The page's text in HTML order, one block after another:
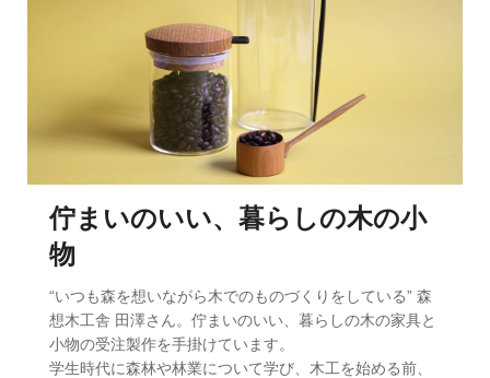
佇まいのいい、暮らしの木の小
物
“いつも森を想いながら木でのものづくりをしている” 森
想木工舎 田澤さん。佇まいのいい、暮らしの木の家具と
小物の受注製作を手掛けています。
学生時代に森林や林業について学び、木工を始める前、